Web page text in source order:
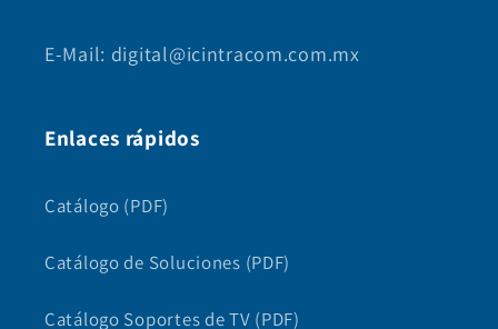
E-Mail: digital@icintracom.com.mx
Enlaces rápidos
Catálogo (PDF)
Catálogo de Soluciones (PDF)
Catálogo Soportes de TV (PDF)